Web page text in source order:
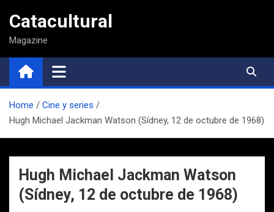
contenido
Catacultural
Magazine
Home
Cine y series
Hugh Michael Jackman Watson (Sídney, 12 de octubre de 1968)
Hugh Michael Jackman Watson
(Sídney, 12 de octubre de 1968)